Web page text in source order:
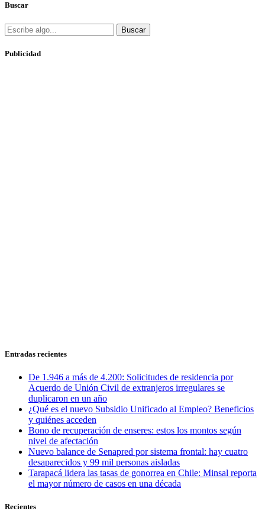
Buscar
Buscar
Publicidad
Entradas recientes
De 1.946 a más de 4.200: Solicitudes de residencia por
Acuerdo de Unión Civil de extranjeros irregulares se
duplicaron en un año
¿Qué es el nuevo Subsidio Unificado al Empleo? Beneficios
y quiénes acceden
Bono de recuperación de enseres: estos los montos según
nivel de afectación
Nuevo balance de Senapred por sistema frontal: hay cuatro
desaparecidos y 99 mil personas aisladas
Tarapacá lidera las tasas de gonorrea en Chile: Minsal reporta
el mayor número de casos en una década
Recientes